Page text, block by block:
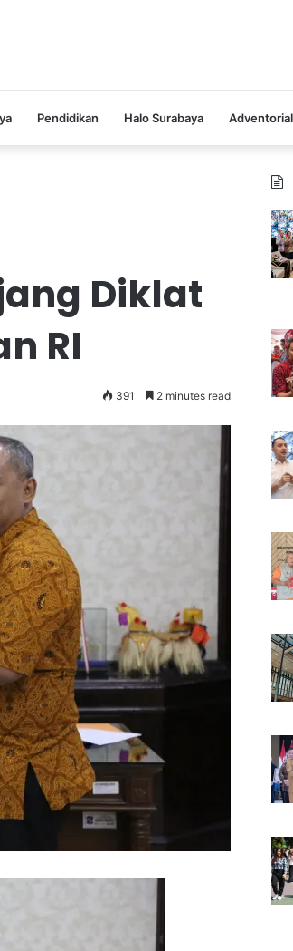
Pendidikan Halo Surabaya Adventorial
Diklat
RI
391 2 minutes read